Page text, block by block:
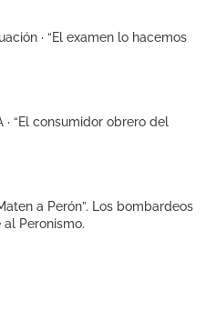
· “El examen lo hacemos
· “El consumidor obrero del
a Perón”. Los bombardeos
Peronismo.